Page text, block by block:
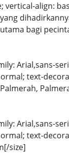
align:
bagi
Arial,sans-
text-
Arial,sans-
text-
size]